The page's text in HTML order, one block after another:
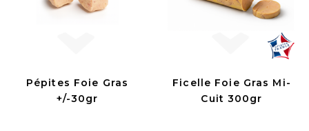
Pépites Foie Gras
+/-30gr
Ficelle Foie Gras Mi-
Cuit 300gr